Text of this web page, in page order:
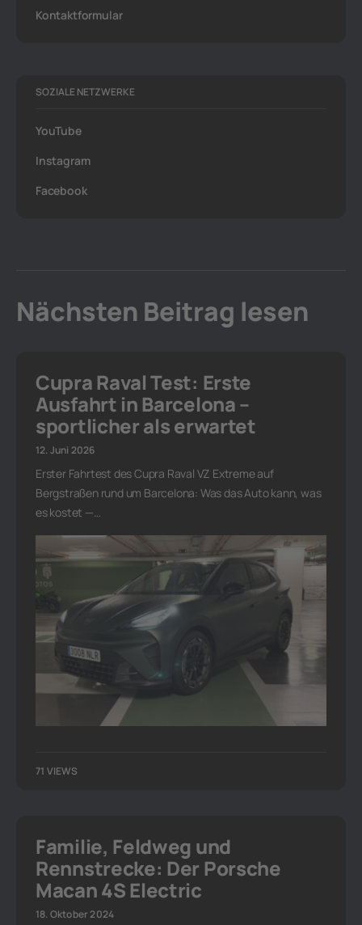
Kontaktformular
SOZIALE NETZWERKE
YouTube
Instagram
Facebook
Nächsten Beitrag lesen
Cupra Raval Test: Erste
Ausfahrt in Barcelona –
sportlicher als erwartet
12. Juni 2026
Erster Fahrtest des Cupra Raval VZ Extreme auf
Bergstraßen rund um Barcelona: Was das Auto kann, was
es kostet —…
71 VIEWS
Familie, Feldweg und
Rennstrecke: Der Porsche
Macan 4S Electric
18. Oktober 2024